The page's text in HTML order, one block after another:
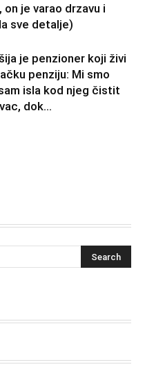
on je varao drzavu i
sve detalje)
je penzioner koji živi
penziju: Mi smo
isla kod njeg čistit
dok...